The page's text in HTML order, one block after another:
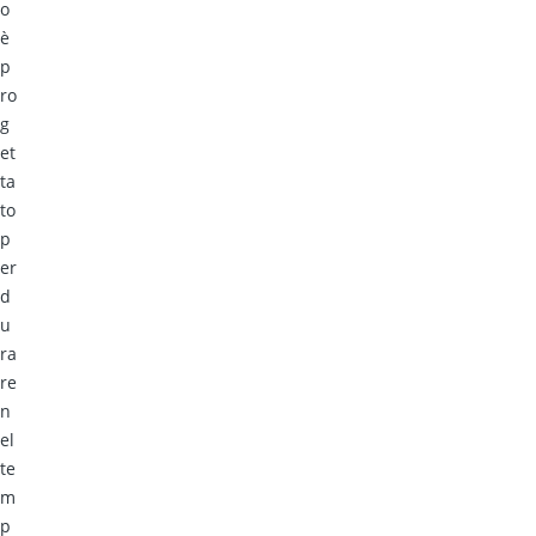
o
è
p
ro
g
et
ta
to
p
er
d
u
ra
re
n
el
te
m
p